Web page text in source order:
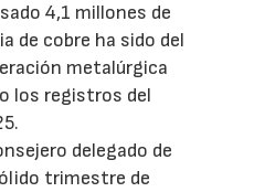
4,1 millones de
de cobre ha sido del
metalúrgica
los registros del
delegado de
trimestre de